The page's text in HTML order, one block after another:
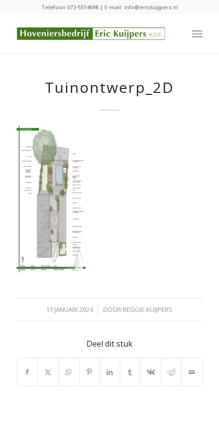
Telefoon 073-5514698| E-mail: info@erickuijpers.nl
Tuinontwerp_2D
17 JANUARI 2024
/ DOOR REGGIE KUIJPERS
Deel dit stuk